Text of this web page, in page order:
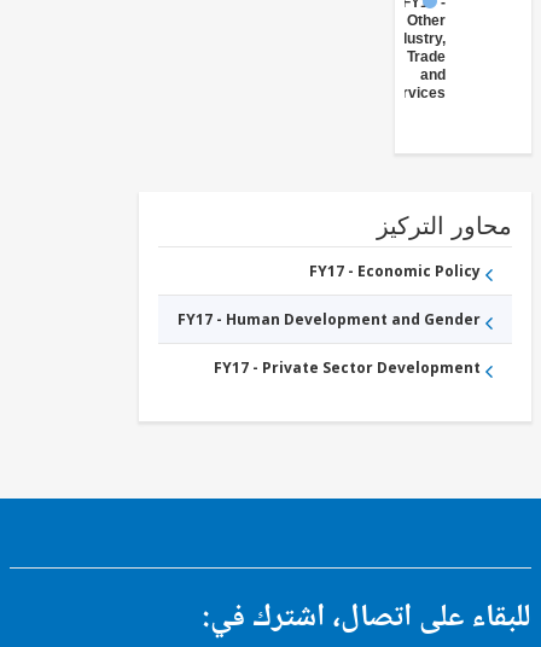
Services
التركيز
FY17 - Economic Policy
FY17 - Human Development and Gender
FY17 - Private Sector Development
على اتصال، اشترك في: